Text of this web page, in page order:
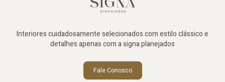
Interiores cuidadosamente selecionados com estilo clássico e
detalhes apenas com a signa planejados
Fale Conosco